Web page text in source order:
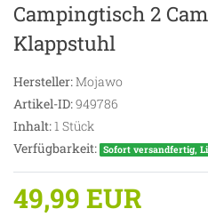
Campingtisch 2
Klappstuhl
Hersteller:Mojawo
Artikel-ID:949786
Inhalt:1 Stück
Verfügbarkeit: Sofort versandfertig,
49,99 EUR